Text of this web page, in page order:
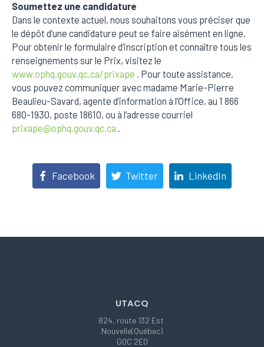
Soumettez une candidature
Dans le contexte actuel, nous souhaitons vous préciser que
le dépôt d’une candidature peut se faire aisément en ligne.
Pour obtenir le formulaire d’inscription et connaître tous les
renseignements sur le Prix, visitez le
www.ophq.gouv.qc.ca/prixape . Pour toute assistance,
vous pouvez communiquer avec madame Marie-Pierre
Beaulieu-Savard, agente d’information à l’Office, au 1 866
680-1930, poste 18610, ou à l’adresse courriel
prixape@ophq.gouv.qc.ca .
Facebook Twitter LinkedIn
UTACQ
824, route 132 Est
Nouvelle(Québec)
G0C 2E0